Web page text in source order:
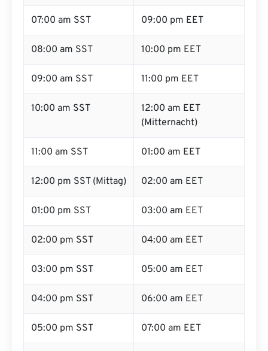
07:00 am SST 09:00 pm EET
08:00 am SST 10:00 pm EET
09:00 am SST 11:00 pm EET
10:00 am SST
12:00 am EET
(Mitternacht)
11:00 am SST 01:00 am EET
12:00 pm SST (Mittag) 02:00 am EET
01:00 pm SST 03:00 am EET
02:00 pm SST 04:00 am EET
03:00 pm SST 05:00 am EET
04:00 pm SST 06:00 am EET
05:00 pm SST 07:00 am EET